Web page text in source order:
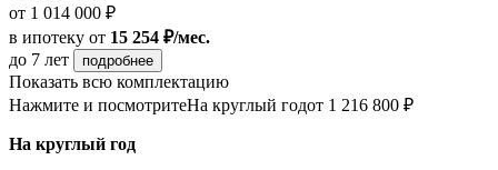
от 1 014 000 ₽
в ипотеку от 15 254 ₽/мес.
до 7 лет
подробнее
Показать всю комплектацию
Нажмите и посмотритеНа круглый годот 1 216 800 ₽
На круглый год